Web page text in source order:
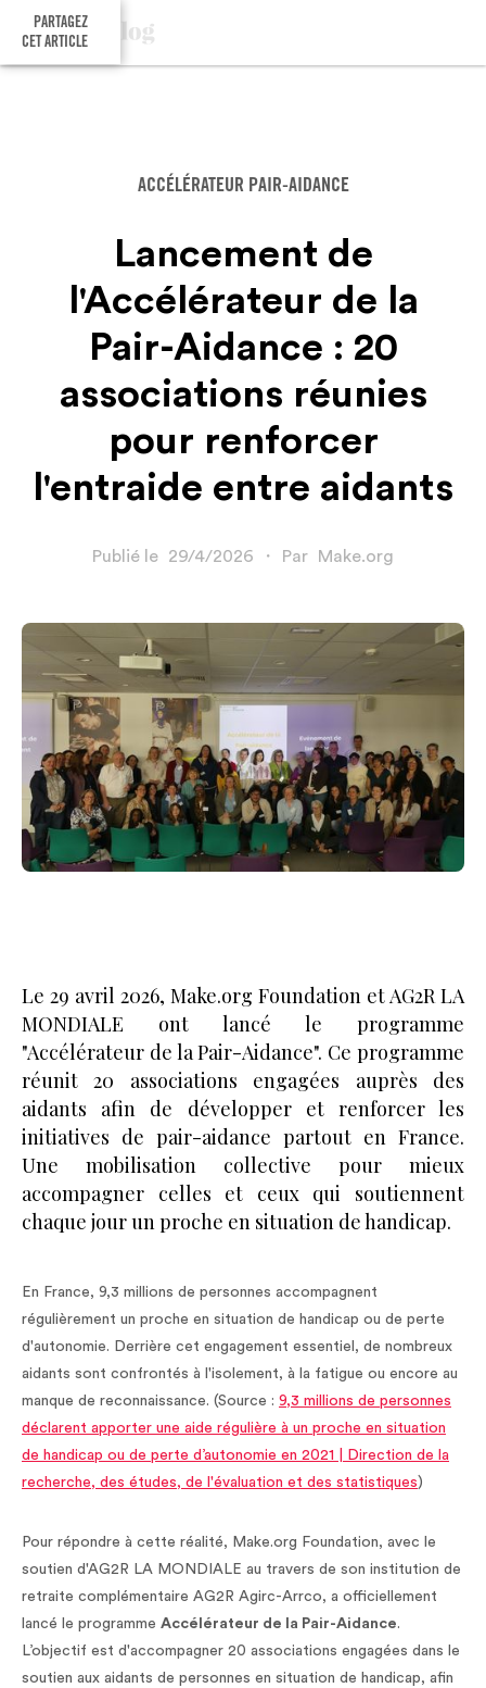
PARTAGEZ
CET ARTICLE
ACCÉLÉRATEUR PAIR-AIDANCE
Lancement de
l'Accélérateur de la
Pair-Aidance : 20
associations réunies
pour renforcer
l'entraide entre aidants
Publié le 29/4/2026 ・ Par Make.org
Le 29 avril 2026, Make.org Foundation et AG2R LA
MONDIALE ont lancé le programme
"Accélérateur de la Pair-Aidance". Ce programme
réunit 20 associations engagées auprès des
aidants afin de développer et renforcer les
initiatives de pair-aidance partout en France.
Une mobilisation collective pour mieux
accompagner celles et ceux qui soutiennent
chaque jour un proche en situation de handicap.
En France, 9,3 millions de personnes accompagnent
régulièrement un proche en situation de handicap ou de perte
d'autonomie. Derrière cet engagement essentiel, de nombreux
aidants sont confrontés à l'isolement, à la fatigue ou encore au
manque de reconnaissance. (Source : 9,3 millions de personnes
déclarent apporter une aide régulière à un proche en situation
de handicap ou de perte d’autonomie en 2021 | Direction de la
recherche, des études, de l'évaluation et des statistiques)
Pour répondre à cette réalité, Make.org Foundation, avec le
soutien d'AG2R LA MONDIALE au travers de son institution de
retraite complémentaire AG2R Agirc-Arrco, a officiellement
lancé le programme Accélérateur de la Pair-Aidance.
L’objectif est d'accompagner 20 associations engagées dans le
soutien aux aidants de personnes en situation de handicap, afin